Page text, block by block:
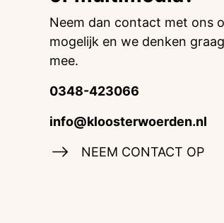
Neem dan contact met ons
mogelijk en we denken
mee.
0348-423066
info@kloosterwoerden.nl
NEEM CONTACT OP